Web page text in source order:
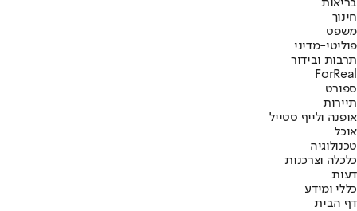
בריאות
חינוך
משפט
פוליטי-מדיני
תרבות ובידור
ForReal
ספורט
תיירות
אופנה ולייף סטייל
אוכל
טכנולוגיה
כלכלה וצרכנות
דעות
כללי ומידע
דף הבית